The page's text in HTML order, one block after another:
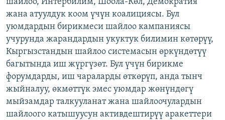
АЗАТТЫК+
ЫҢГАЙСЫЗ СУРООЛОР
ЭЕ/АРнун бардык сайттары
жана атуулдук коом үчүн коалициясы. Бул
уюмдардын бирикмеси шайлоо кампаниясы
учурунда жарандардын укуктук билимин көтөрүү,
Кыргызстандын шайлоо системасын өркүндөтүү
багытында иш жүргүзөт. Бул үчүн бирикме
форумдарды, иш чараларды өткөрүп, анда тынч
жыйналуу, өкмөттүк эмес уюмдар жөнүндөгү
мыйзамдар талкууланат жана шайлоочулардын
шайлоого катышуусун активдештирүү аракеттери